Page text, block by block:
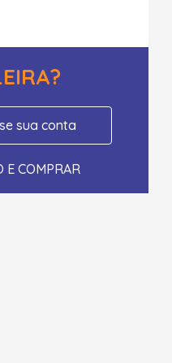
sua conta
E COMPRAR